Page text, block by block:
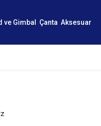
ve Gimbal Çanta Aksesuar